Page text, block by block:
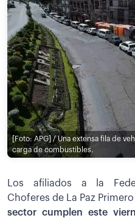
[Foto: APG] / Una extensa fila de
carga de combustibles.
Los afiliados a la
Choferes de La Paz
sector cumplen este